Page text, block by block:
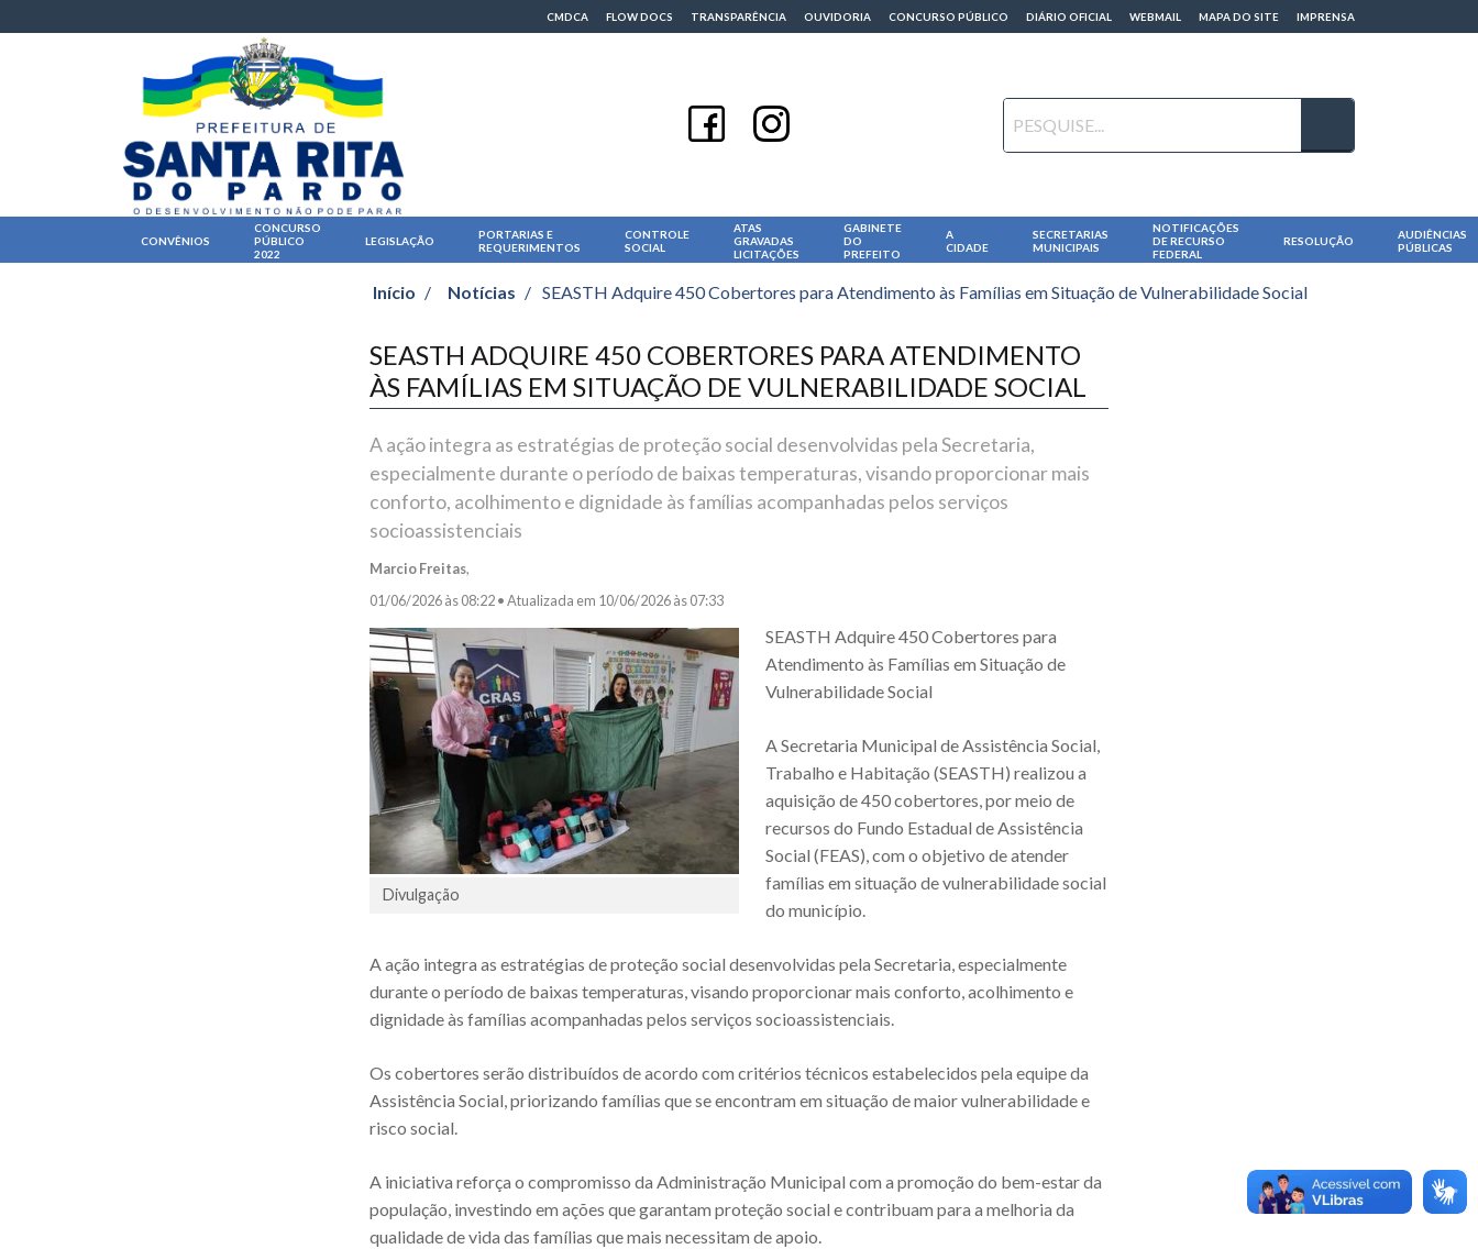
CMDCA FLOW DOCS TRANSPARÊNCIA OUVIDORIA CONCURSO PÚBLICO DIÁRIO OFICIAL WEBMAIL MAPA DO SITE IMPRENSA
CONVÊNIOS
CONCURSO
PÚBLICO
2022
LEGISLAÇÃO
PORTARIAS E
REQUERIMENTOS
CONTROLE
SOCIAL
ATAS
GRAVADAS
LICITAÇÕES
GABINETE
DO
PREFEITO
A
CIDADE
SECRETARIAS
MUNICIPAIS
NOTIFICAÇÕES
DE RECURSO
FEDERAL
RESOLUÇÃO
AUDIÊNCIAS
PÚBLICAS
Início / Notícias / SEASTH Adquire 450 Cobertores para Atendimento às Famílias em Situação de Vulnerabilidade Social
SEASTH ADQUIRE 450 COBERTORES PARA ATENDIMENTO
ÀS FAMÍLIAS EM SITUAÇÃO DE VULNERABILIDADE SOCIAL
A ação integra as estratégias de proteção social desenvolvidas pela Secretaria,
especialmente durante o período de baixas temperaturas, visando proporcionar mais
conforto, acolhimento e dignidade às famílias acompanhadas pelos serviços
socioassistenciais
Marcio Freitas,
01/06/2026 às 08:22 •Atualizada em 10/06/2026 às 07:33
Divulgação
SEASTH Adquire 450 Cobertores para
Atendimento às Famílias em Situação de
Vulnerabilidade Social
A Secretaria Municipal de Assistência Social,
Trabalho e Habitação (SEASTH) realizou a
aquisição de 450 cobertores, por meio de
recursos do Fundo Estadual de Assistência
Social (FEAS), com o objetivo de atender
famílias em situação de vulnerabilidade social
do município.
A ação integra as estratégias de proteção social desenvolvidas pela Secretaria, especialmente
durante o período de baixas temperaturas, visando proporcionar mais conforto, acolhimento e
dignidade às famílias acompanhadas pelos serviços socioassistenciais.
Os cobertores serão distribuídos de acordo com critérios técnicos estabelecidos pela equipe da
Assistência Social, priorizando famílias que se encontram em situação de maior vulnerabilidade e
risco social.
A iniciativa reforça o compromisso da Administração Municipal com a promoção do bem-estar da
população, investindo em ações que garantam proteção social e contribuam para a melhoria da
qualidade de vida das famílias que mais necessitam de apoio.